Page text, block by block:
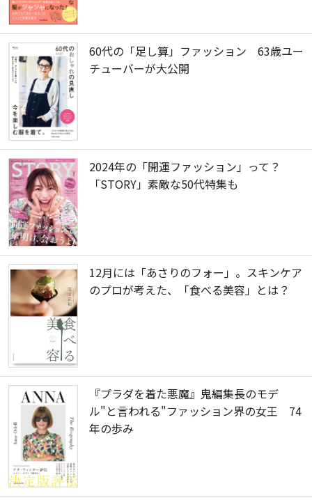
60代の「足し算」ファッション 63歳ユー
チューバーが大公開
2024年の「開運ファッション」って？
「STORY」素敵な50代特集も
12月には「あさりのフォー」。スキンケア
のプロが考えた、「食べる美容」とは？
『プラダを着た悪魔』鬼編集長のモデ
ル"と言われる"ファッション界の女王 74
年の歩み